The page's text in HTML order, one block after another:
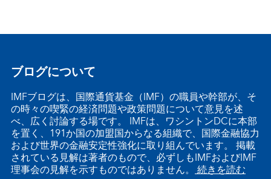
ブログについて
IMFブログは、国際通貨基金（IMF）の職員や幹部が、そ
の時々の喫緊の経済問題や政策問題について意見を述
べ、広く討論する場です。 IMFは、ワシントンDCに本部
を置く、191か国の加盟国からなる組織で、国際金融協力
および世界の金融安定性強化に取り組んでいます。 掲載
されている見解は著者のもので、必ずしもIMFおよびIMF
理事会の見解を示すものではありません。 続きを読む